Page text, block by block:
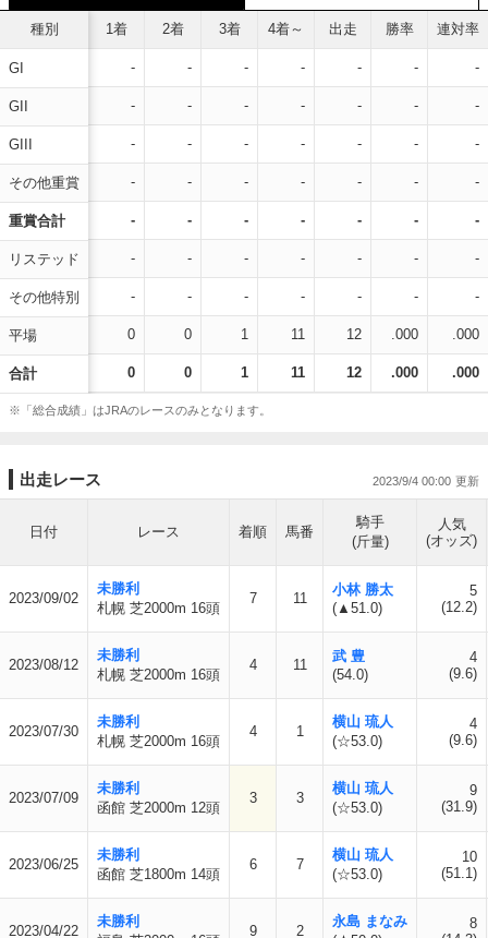
種別
GI
GII
GIII
その他重賞
重賞合計
リステッド
その他特別
平場
合計
1着 2着 3着 4着～ 出走 勝率 連対率
- - - - - - -
- - - - - - -
- - - - - - -
- - - - - - -
- - - - - - -
- - - - - - -
- - - - - - -
0 0 1 11 12 .000 .000
0 0 1 11 12 .000 .000
※「総合成績」はJRAのレースのみとなります。
出走レース 2023/9/4 00:00
日付 レース 着順 馬番
騎手
(斤量)
人気
(オッズ)
2023/09/02
未勝利
札幌 芝2000m 16頭
7 11
小林 勝太
(▲51.0)
5
(12.2)
2023/08/12
未勝利
札幌 芝2000m 16頭
4 11
武 豊
(54.0)
4
(9.6)
2023/07/30
未勝利
札幌 芝2000m 16頭
4 1
横山 琉人
(☆53.0)
4
(9.6)
2023/07/09
未勝利
函館 芝2000m 12頭
3 3
横山 琉人
(☆53.0)
9
(31.9)
2023/06/25
未勝利
函館 芝1800m 14頭
6 7
横山 琉人
(☆53.0)
10
(51.1)
2023/04/22
未勝利
9 2
永島 まなみ
8